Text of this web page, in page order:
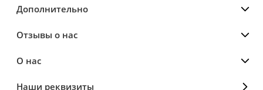
Дополнительно
Отзывы о нас
О нас
Наши реквизиты